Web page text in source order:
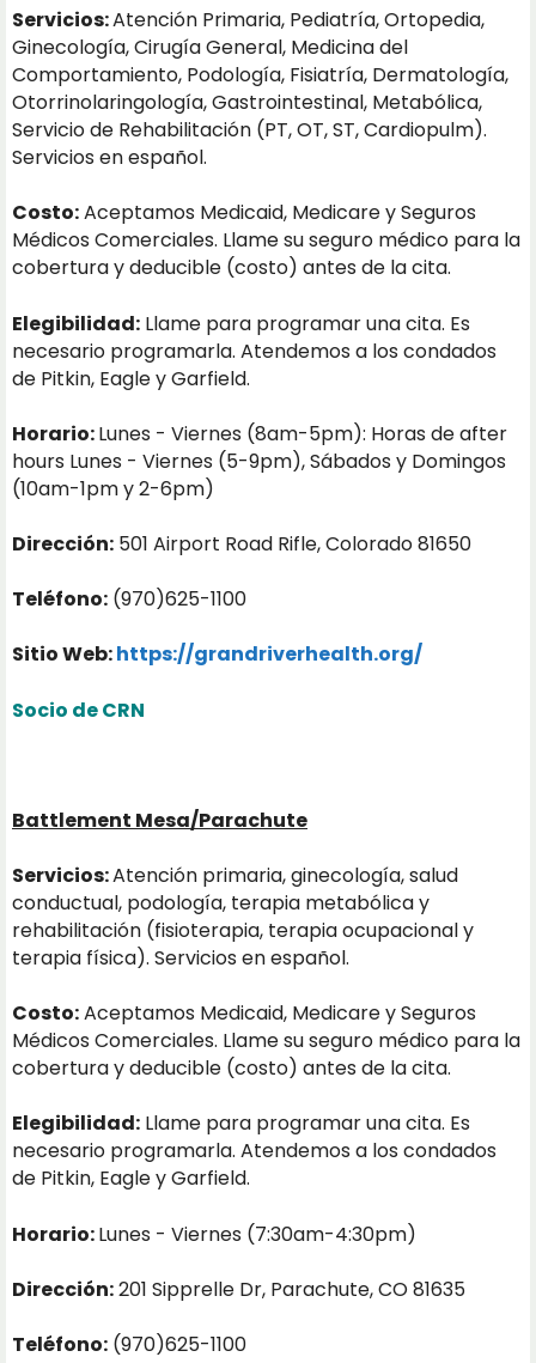
Servicios:Atención Primaria, Pediatría, Ortopedia,
Ginecología, Cirugía General, Medicina del
Comportamiento, Podología, Fisiatría, Dermatología,
Otorrinolaringología, Gastrointestinal, Metabólica,
Servicio de Rehabilitación (PT, OT, ST, Cardiopulm).
Servicios en español.
Costo:Aceptamos Medicaid, Medicare y Seguros
Médicos Comerciales. Llame su seguro médico para la
cobertura y deducible (costo) antes de la cita.
Elegibilidad: Llame para programar una cita. Es
necesario programarla. Atendemos a los condados
de Pitkin, Eagle y Garfield.
Horario:Lunes - Viernes (8am-5pm): Horas de after
hours Lunes - Viernes (5-9pm), Sábados y Domingos
(10am-1pm y 2-6pm)
Dirección: 501 Airport Road Rifle, Colorado 81650
Teléfono: (970)625-1100
Sitio Web:https://grandriverhealth.org/
Socio de CRN
Battlement Mesa/Parachute
Servicios:Atención primaria, ginecología, salud
conductual, podología, terapia metabólica y
rehabilitación (fisioterapia, terapia ocupacional y
terapia física). Servicios en español.
Costo:Aceptamos Medicaid, Medicare y Seguros
Médicos Comerciales. Llame su seguro médico para la
cobertura y deducible (costo) antes de la cita.
Elegibilidad: Llame para programar una cita. Es
necesario programarla. Atendemos a los condados
de Pitkin, Eagle y Garfield.
Horario:Lunes - Viernes (7:30am-4:30pm)
Dirección:201 Sipprelle Dr, Parachute, CO 81635
Teléfono: (970)625-1100